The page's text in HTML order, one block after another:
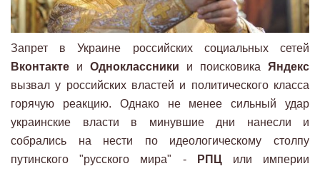
Запрет в Украине российских социальных сетей
Вконтакте и Одноклассники и поисковика Яндекс
вызвал у российских властей и политического класса
горячую реакцию. Однако не менее сильный удар
украинские власти в минувшие дни нанесли и
собрались на нести по идеологическому столпу
путинского "русского мира" -
РПЦили империи